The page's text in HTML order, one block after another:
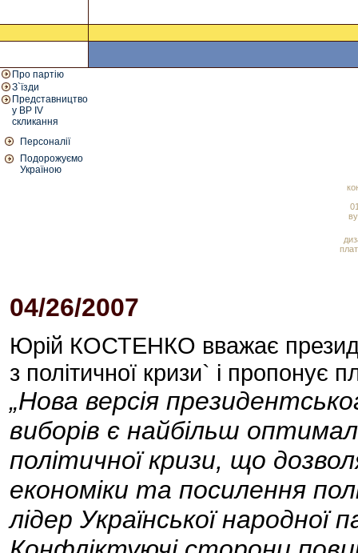
Про партію
З`їзди
Представництво
у ВР IV
скликання
Персоналії
Подорожуємо
Україною
04/26/2007
Юрій КОСТЕНКО вважає
з політичної кризи` і пропонує
„Нова версія
виборів є найбільш
політичної кризи, що
економіки та посилення
лідер Української